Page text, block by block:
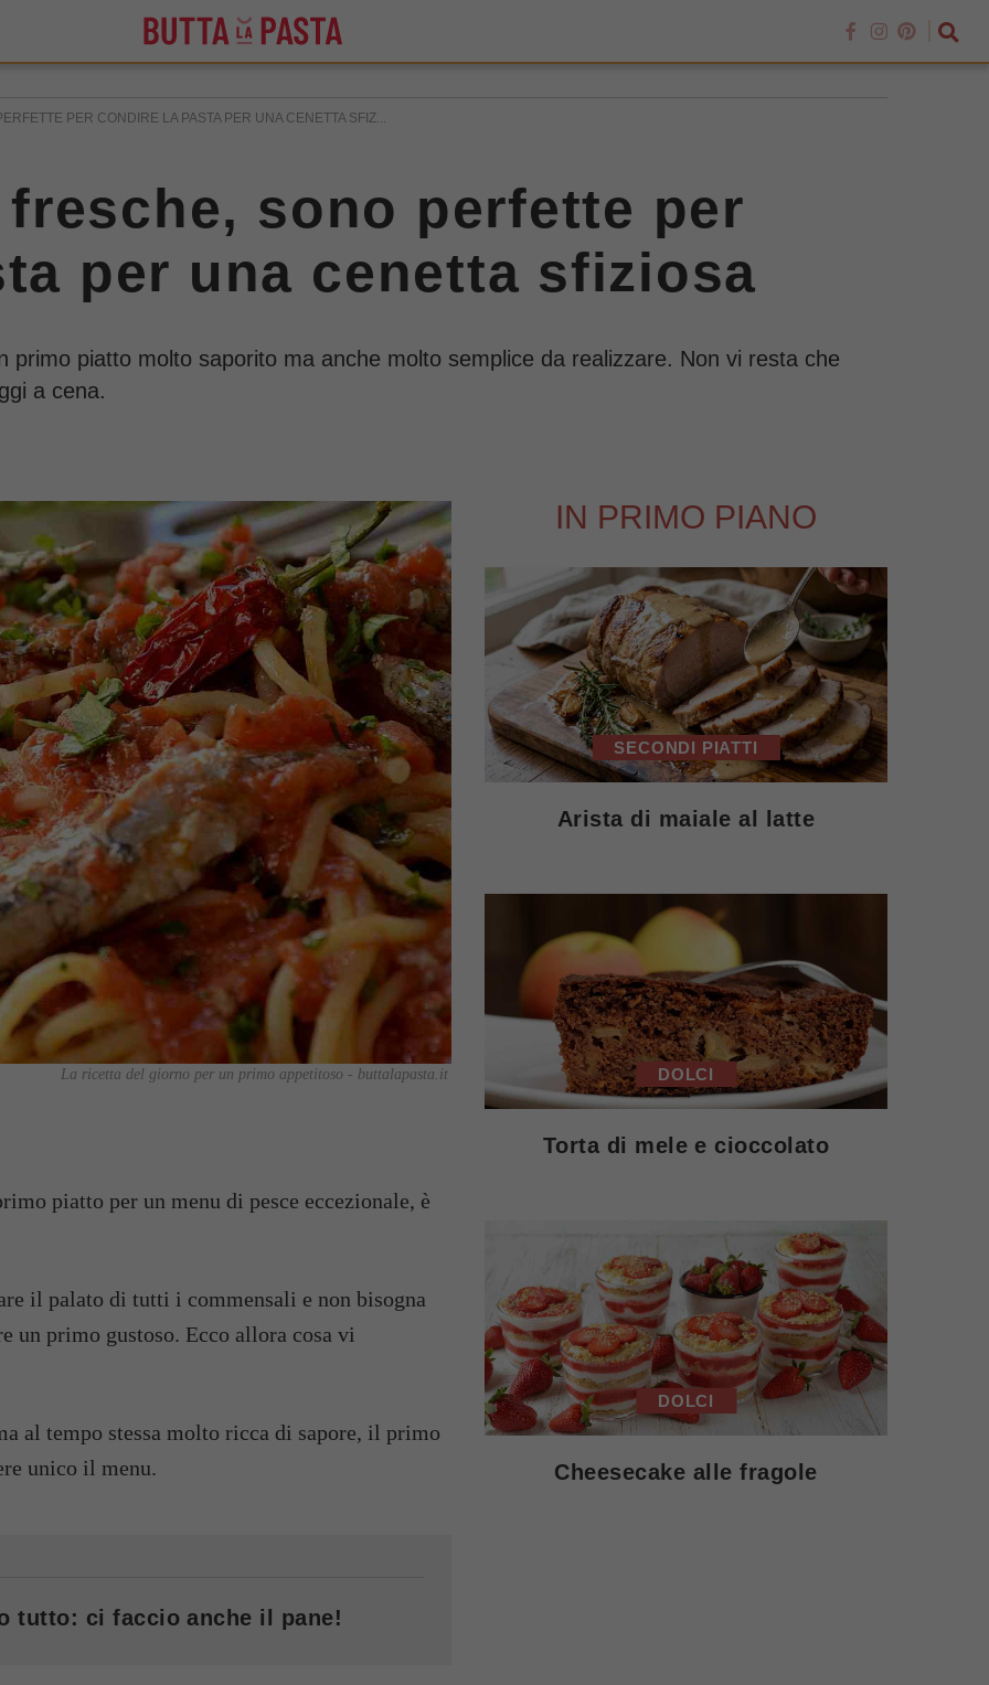
PER CONDIRE LA PASTA PER UNA CENETTA SFIZ...
sono perfette per
per una cenetta sfiziosa
primo piatto molto saporito ma anche molto semplice da realizzare. Non vi resta che
a cena.
La ricetta del giorno per un primo appetitoso - buttalapasta.it
piatto per un menu di pesce eccezionale, è
il palato di tutti i commensali e non bisogna
un primo gustoso. Ecco allora cosa vi
al tempo stessa molto ricca di sapore, il primo
unico il menu.
tutto: ci faccio anche il pane!
IN PRIMO PIANO
SECONDI PIATTI
Arista di maiale al latte
DOLCI
Torta di mele e cioccolato
DOLCI
Cheesecake alle fragole